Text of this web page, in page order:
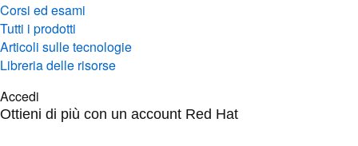
Corsi ed esami
Tutti i prodotti
Articoli sulle tecnologie
Libreria delle risorse
Accedi
Ottieni di più con un account Red Hat